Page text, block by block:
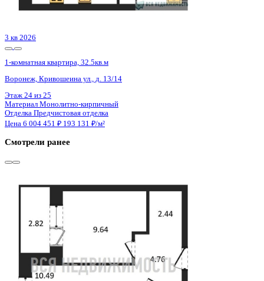
Воронеж, Матросова ул., д. 64а
Этаж 9 из 18
Материал Монолитный
Отделка Черновая отделка